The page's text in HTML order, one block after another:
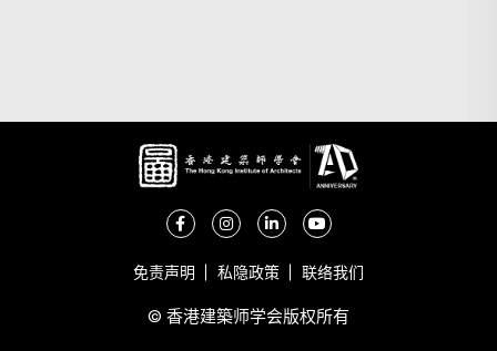
免责声明 私隐政策 联络我们
© 香港建築师学会版权所有